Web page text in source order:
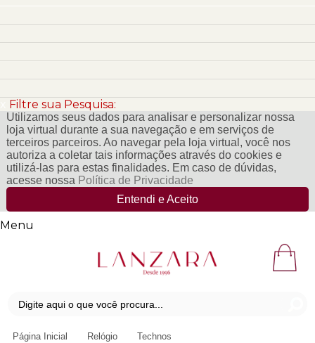
Filtre sua Pesquisa:
Utilizamos seus dados para analisar e personalizar nossa
loja virtual durante a sua navegação e em serviços de
terceiros parceiros. Ao navegar pela loja virtual, você nos
autoriza a coletar tais informações através do cookies e
utilizá-las para estas finalidades. Em caso de dúvidas,
acesse nossa Política de Privacidade
Entendi e Aceito
Menu
Página Inicial Relógio Technos